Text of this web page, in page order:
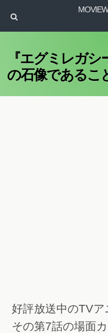
『エグミレガ
の石像であるこ
好評放送中のTVア
その第7話の場面